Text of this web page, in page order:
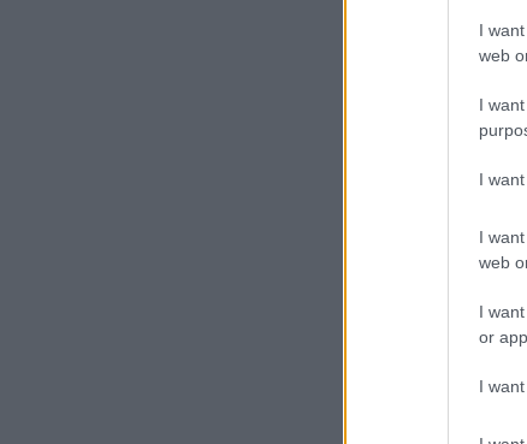
I
web
I
I
I
web
I
or app.
I
Α
πεινασμένοι
θέση στα
Παρόλα αυτά